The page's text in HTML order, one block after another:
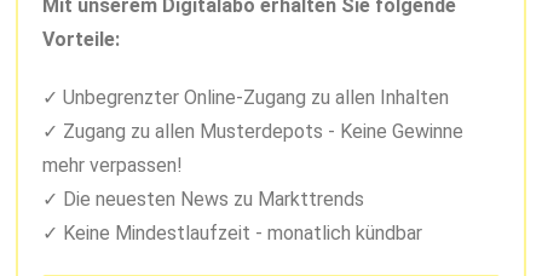
Mit unserem Digitalabo erhalten Sie folgende
Vorteile:
Unbegrenzter Online-Zugang zu allen Inhalten
Zugang zu allen Musterdepots - Keine Gewinne
mehr verpassen!
Die neuesten News zu Markttrends
Keine Mindestlaufzeit - monatlich kündbar